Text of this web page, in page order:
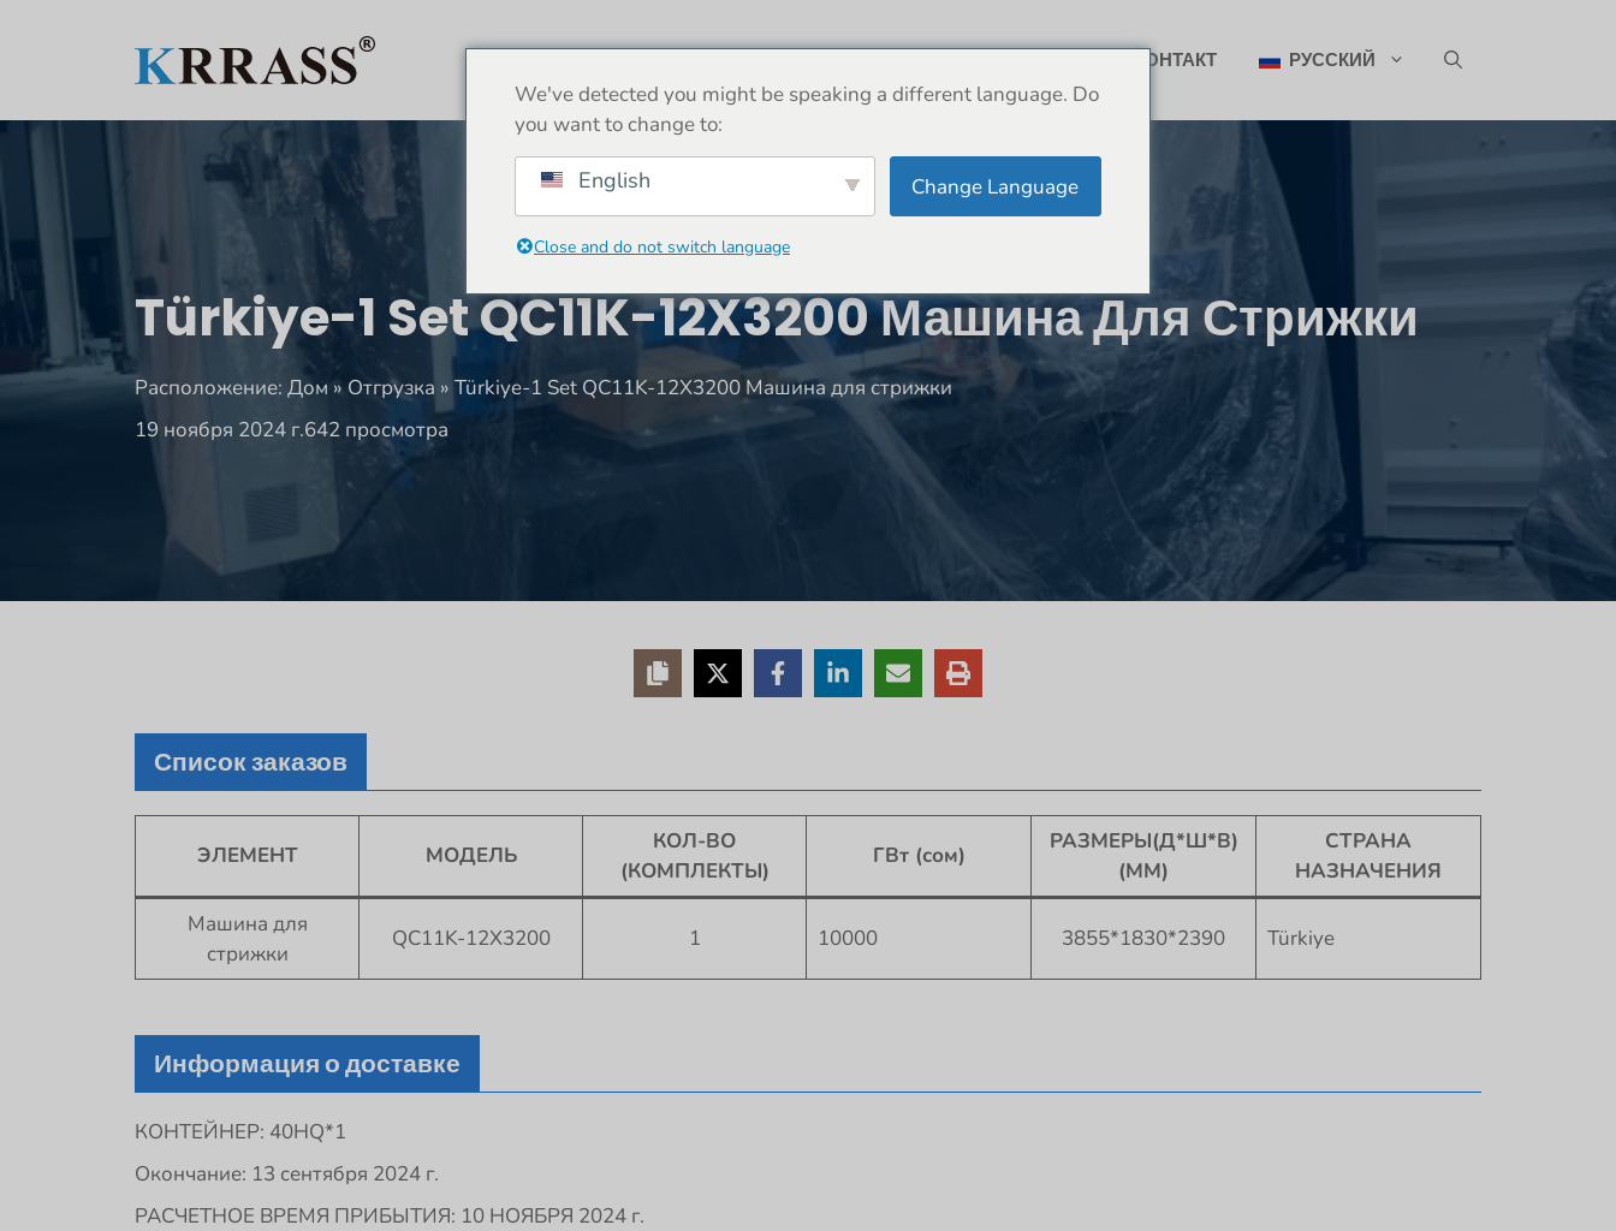
КОНТАКТ РУССКИЙ
Türkiye-1 Set QC11K-12X3200 Машина Для Стрижки
Расположение: Дом » Отгрузка » Türkiye-1 Set QC11K-12X3200 Машина для стрижки
19 ноября 2024 г.642 просмотра
Список заказов
ЭЛЕМЕНТ МОДЕЛЬ
КОЛ-ВО
(КОМПЛЕКТЫ)
ГВт (сом)
РАЗМЕРЫ(Д*Ш*В)
(ММ)
СТРАНА
НАЗНАЧЕНИЯ
Машина для
стрижки
QC11K-12X3200 1 10000 3855*1830*2390 Türkiye
Информация о доставке
КОНТЕЙНЕР: 40HQ*1
Окончание: 13 сентября 2024 г.
РАСЧЕТНОЕ ВРЕМЯ ПРИБЫТИЯ: 10 НОЯБРЯ 2024 г.
We've detected you might be speaking a different language. Do
you want to change to:
English Change Language
Close and do not switch language